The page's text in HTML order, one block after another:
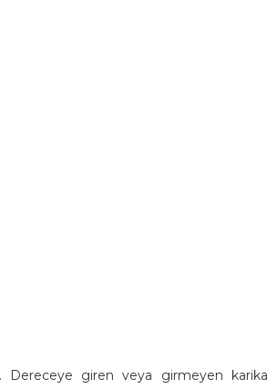
Dereceye giren veya girmeyen